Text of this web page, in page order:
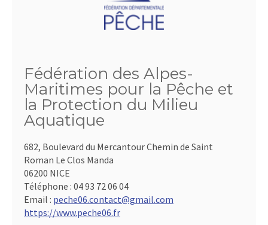
Fédération des Alpes-
Maritimes pour la Pêche et
la Protection du Milieu
Aquatique
682, Boulevard du Mercantour Chemin de Saint
Roman Le Clos Manda
06200 NICE
Téléphone : 04 93 72 06 04
Email : peche06.contact@gmail.com
https://www.peche06.fr